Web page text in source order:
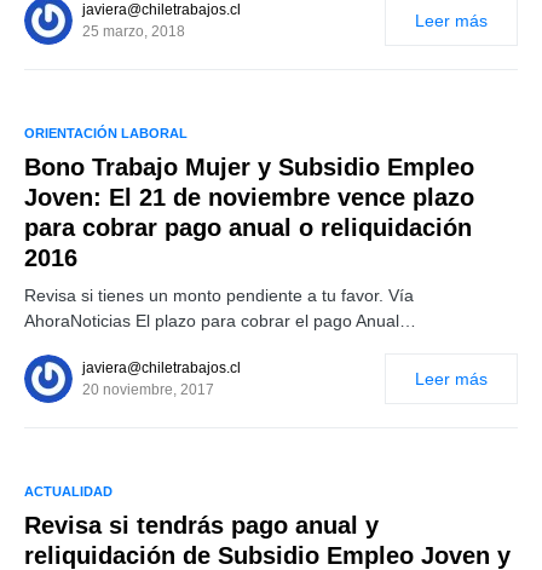
javiera@chiletrabajos.cl
25 marzo, 2018
Leer más
ORIENTACIÓN LABORAL
Bono Trabajo Mujer y Subsidio Empleo
Joven: El 21 de noviembre vence plazo
para cobrar pago anual o reliquidación
2016
Revisa si tienes un monto pendiente a tu favor. Vía
AhoraNoticias El plazo para cobrar el pago Anual…
javiera@chiletrabajos.cl
20 noviembre, 2017
Leer más
ACTUALIDAD
Revisa si tendrás pago anual y
reliquidación de Subsidio Empleo Joven y